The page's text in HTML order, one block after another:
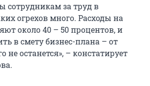
сотрудникам за труд в
огрехов много. Расходы на
около 40 – 50 процентов, и
в смету бизнес-плана – от
не останется», – констатирует